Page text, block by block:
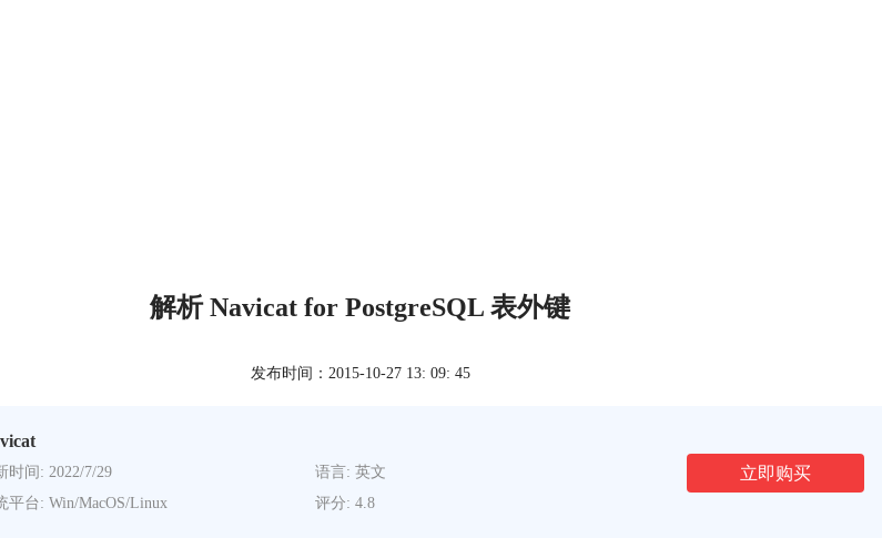
解析 Navicat for PostgreSQL 表外键
发布时间：2015-10-27 13: 09: 45
时间: 2022/7/29
语言: 英文
平台: Win/MacOS/Linux
评分: 4.8
立即购买